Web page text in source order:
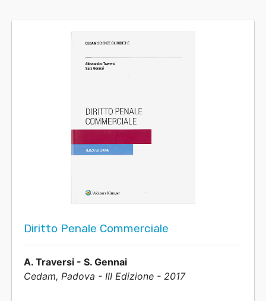
Diritto Penale Commerciale
A. Traversi - S. Gennai
Cedam, Padova - III Edizione - 2017